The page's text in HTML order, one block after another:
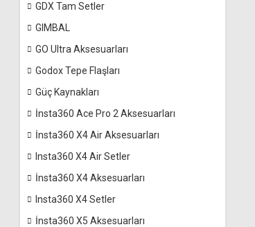
GDX Tam Setler
GIMBAL
GO Ultra Aksesuarları
Godox Tepe Flaşları
Güç Kaynakları
İnsta360 Ace Pro 2 Aksesuarları
İnsta360 X4 Air Aksesuarları
Insta360 X4 Air Setler
İnsta360 X4 Aksesuarları
Insta360 X4 Setler
İnsta360 X5 Aksesuarları